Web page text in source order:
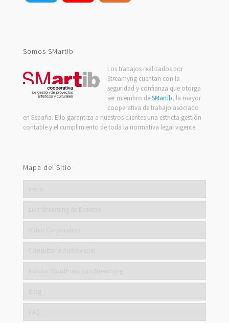
Somos SMartib
Los trabajos realizados por
Streamyng cuentan con la
seguridad y confianza que otorga
ser miembro deSMartib, la mayor
cooperativa de trabajo asociado
en España. Ello garantiza a nuestros clientes una estricta gestión
contable y el cumplimiento de toda la normativa legal vigente.
Mapa del Sitio